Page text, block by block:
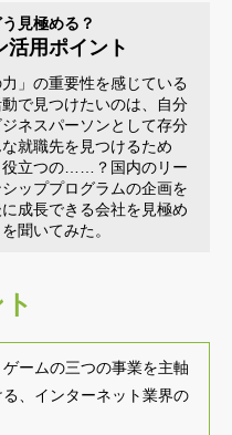
見極める？
活用ポイント
」の重要性を感じている
で見つけたいのは、自分
ネスパーソンとして存分
就職先を見つけるため
役立つの……？国内のリー
ッププログラムの企画を
成長できる会社を見極め
聞いてみた。
ームの三つの事業を主軸
、インターネット業界の